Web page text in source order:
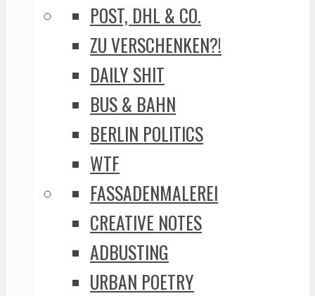
POST, DHL & CO.
ZU VERSCHENKEN?!
DAILY SHIT
BUS & BAHN
BERLIN POLITICS
WTF
FASSADENMALEREI
CREATIVE NOTES
ADBUSTING
URBAN POETRY